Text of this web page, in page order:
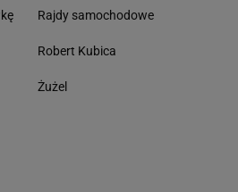
Rajdy samochodowe
Robert Kubica
Żużel